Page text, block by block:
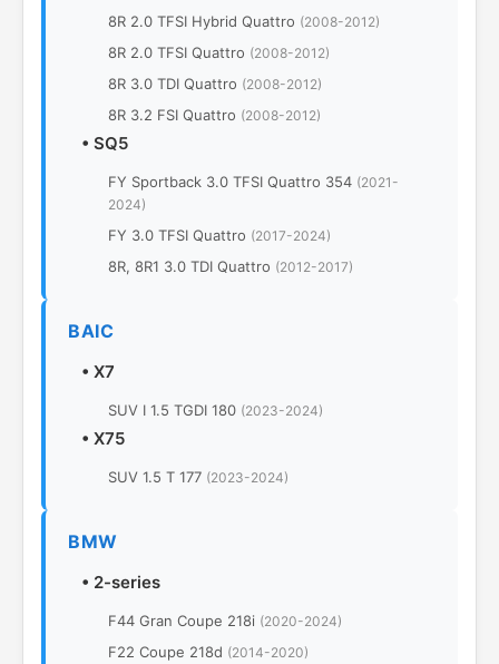
8R 2.0 TFSI Hybrid Quattro (2008-2012)
8R 2.0 TFSI Quattro (2008-2012)
8R 3.0 TDI Quattro (2008-2012)
8R 3.2 FSI Quattro (2008-2012)
• SQ5
FY Sportback 3.0 TFSI Quattro 354 (2021-
2024)
FY 3.0 TFSI Quattro (2017-2024)
8R, 8R1 3.0 TDI Quattro (2012-2017)
BAIC
• X7
SUV I 1.5 TGDI 180 (2023-2024)
• X75
SUV 1.5 T 177 (2023-2024)
BMW
• 2-series
F44 Gran Coupe 218i (2020-2024)
F22 Coupe 218d (2014-2020)